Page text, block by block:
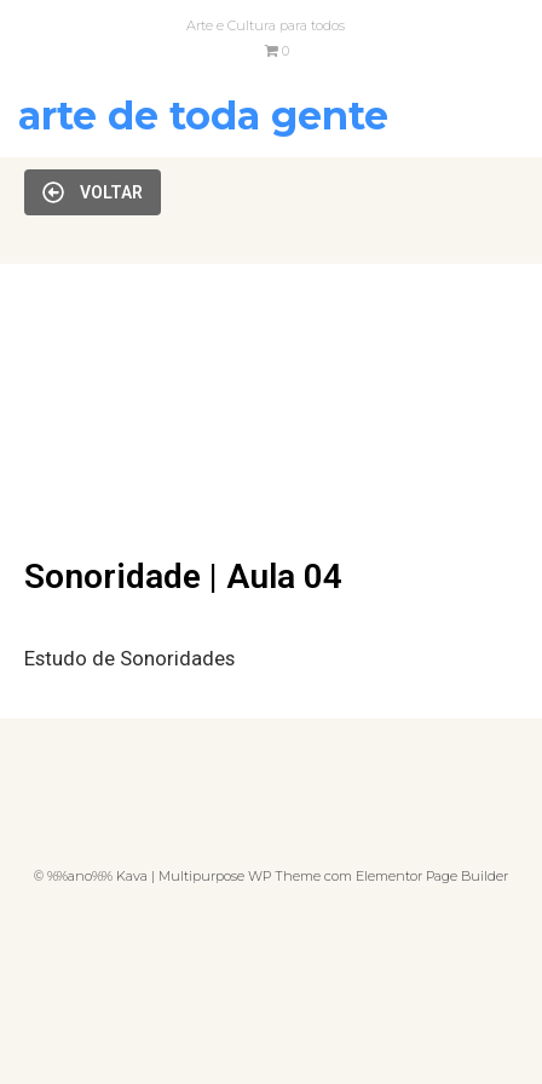
Arte e Cultura para todos
0
arte de toda gente
VOLTAR
Sonoridade | Aula 04
Estudo de Sonoridades
© %%ano%% Kava | Multipurpose WP Theme com Elementor Page Builder